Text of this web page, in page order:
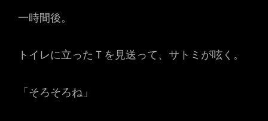
一時間後。
トイレに立ったＴを見送って、サトミが呟く。
「そろそろね」